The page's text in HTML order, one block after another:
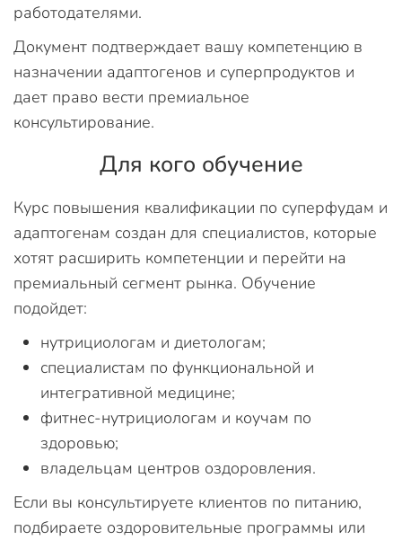
работодателями.
Документ подтверждает вашу компетенцию в
назначении адаптогенов и суперпродуктов и
дает право вести премиальное
консультирование.
Для кого обучение
Курс повышения квалификации по суперфудам и
адаптогенам создан для специалистов, которые
хотят расширить компетенции и перейти на
премиальный сегмент рынка. Обучение
подойдет:
нутрициологам и диетологам;
специалистам по функциональной и
интегративной медицине;
фитнес-нутрициологам и коучам по
здоровью;
владельцам центров оздоровления.
Если вы консультируете клиентов по питанию,
подбираете оздоровительные программы или